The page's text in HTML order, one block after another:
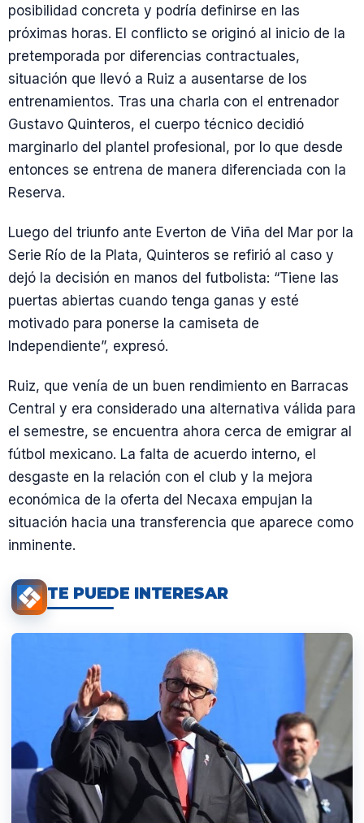
posibilidad concreta y podría definirse en las
próximas horas. El conflicto se originó al inicio de la
pretemporada por diferencias contractuales,
situación que llevó a Ruiz a ausentarse de los
entrenamientos. Tras una charla con el entrenador
Gustavo Quinteros, el cuerpo técnico decidió
marginarlo del plantel profesional, por lo que desde
entonces se entrena de manera diferenciada con la
Reserva.
Luego del triunfo ante Everton de Viña del Mar por la
Serie Río de la Plata, Quinteros se refirió al caso y
dejó la decisión en manos del futbolista: “Tiene las
puertas abiertas cuando tenga ganas y esté
motivado para ponerse la camiseta de
Independiente”, expresó.
Ruiz, que venía de un buen rendimiento en Barracas
Central y era considerado una alternativa válida para
el semestre, se encuentra ahora cerca de emigrar al
fútbol mexicano. La falta de acuerdo interno, el
desgaste en la relación con el club y la mejora
económica de la oferta del Necaxa empujan la
situación hacia una transferencia que aparece como
inminente.
TE PUEDE INTERESAR